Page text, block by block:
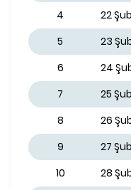
4
22
5
23
6
24
7
25
8
26
9
27
10
28